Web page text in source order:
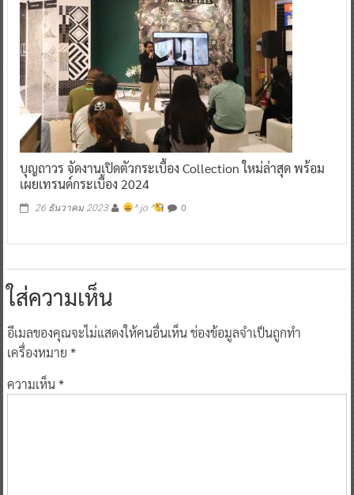
บุญถาวร จัดงานเปิดตัวกระเบื้อง Collection ใหม่ล่าสุด พร้อม
เผยเทรนด์กระเบื้อง 2024
26 ธันวาคม 2023 ^ jo ^ 0
ใส่ความเห็น
อีเมลของคุณจะไม่แสดงให้คนอื่นเห็นช่องข้อมูลจำเป็นถูกทำ
เครื่องหมาย *
ความเห็น*